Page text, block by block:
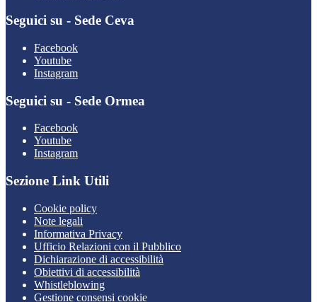
Seguici su - Sede Ceva
Facebook
Youtube
Instagram
Seguici su - Sede Ormea
Facebook
Youtube
Instagram
Sezione Link Utili
Cookie policy
Note legali
Informativa Privacy
Ufficio Relazioni con il Pubblico
Dichiarazione di accessibilità
Obiettivi di accessibilità
Whistleblowing
Gestione consensi cookie